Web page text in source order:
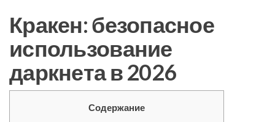
Кракен: безопасное
использование
даркнета в 2026
Содержание